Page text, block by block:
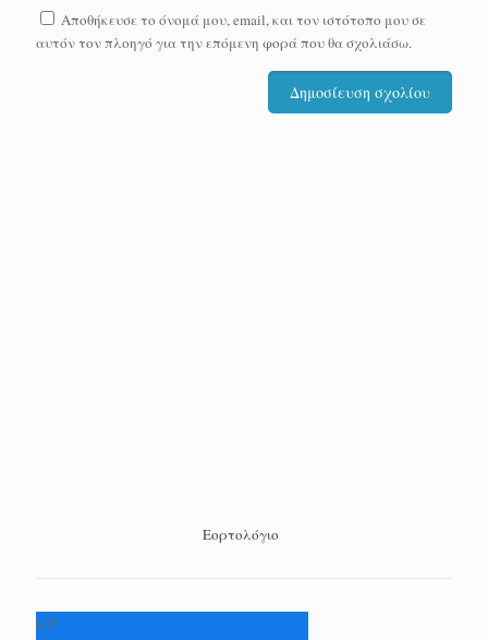
Αποθήκευσε το όνομά μου, email, και τον ιστότοπο μου σε
αυτόν τον πλοηγό για την επόμενη φορά που θα σχολιάσω.
Εορτολόγιο
+35